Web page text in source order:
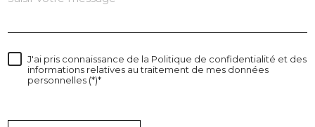
J'ai pris connaissance de la Politique de confidentialité et des
informations relatives au traitement de mes données
personnelles (*)*